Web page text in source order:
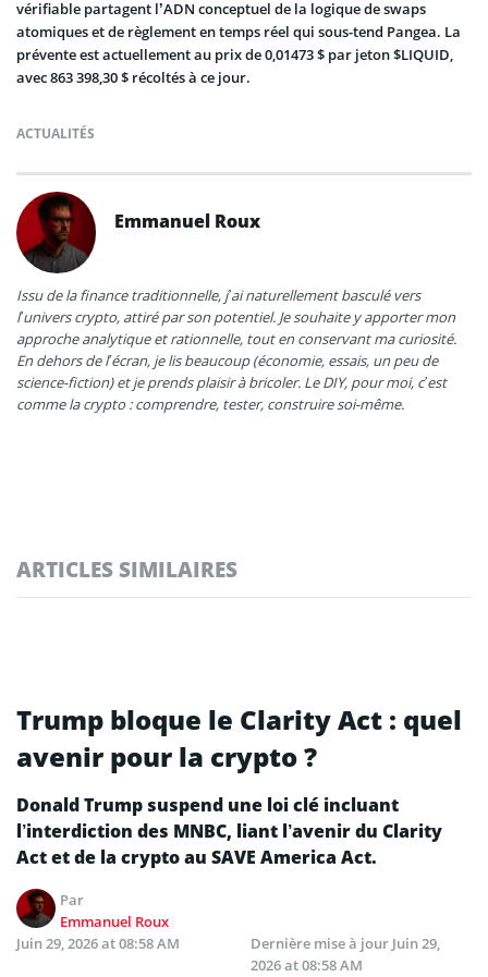
vérifiable partagent l’ADN conceptuel de la logique de swaps
atomiques et de règlement en temps réel qui sous-tend Pangea. La
prévente est actuellement au prix de 0,01473 $ par jeton $LIQUID,
avec 863 398,30 $ récoltés à ce jour.
ACTUALITÉS
Emmanuel Roux
Issu de la finance traditionnelle, j’ai naturellement basculé vers
l’univers crypto, attiré par son potentiel. Je souhaite y apporter mon
approche analytique et rationnelle, tout en conservant ma curiosité.
En dehors de l’écran, je lis beaucoup (économie, essais, un peu de
science-fiction) et je prends plaisir à bricoler. Le DIY, pour moi, c’est
comme la crypto : comprendre, tester, construire soi-même.
ARTICLES SIMILAIRES
Trump bloque le Clarity Act : quel
avenir pour la crypto ?
Donald Trump suspend une loi clé incluant
l’interdiction des MNBC, liant l’avenir du Clarity
Act et de la crypto au SAVE America Act.
Par
Emmanuel Roux
Juin 29, 2026 at 08:58 AM
Dernière mise à jour Juin 29,
2026 at 08:58 AM